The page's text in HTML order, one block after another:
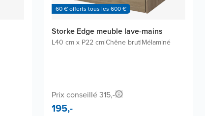
60 € offerts tous les 600 €
Storke Edge meuble lave-mains
L40 cm x P22 cm|Chêne brut|Mélaminé
Prix conseillé 315,-
195,-